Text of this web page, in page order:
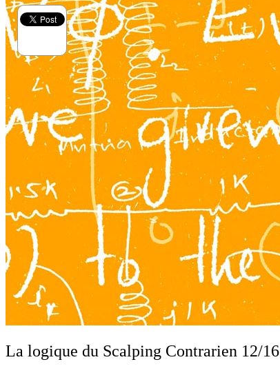
La logique du Scalping Contrarien 12/16